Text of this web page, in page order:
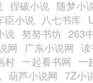
捏破小说 随梦小
臣小说 八七书库
说 努努书坊 263
网 广东小说网
村 一起看书网 一
葫芦小说网 7Z小